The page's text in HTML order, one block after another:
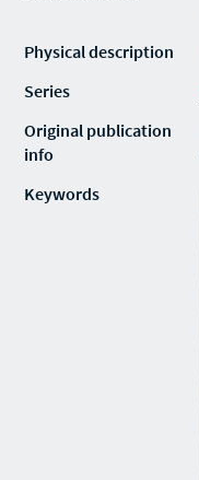
Physical description
Series
Original publication
info
Keywords